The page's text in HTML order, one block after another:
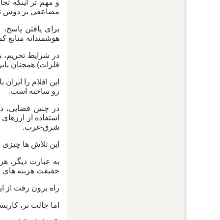
و مهم تر اینکه
مضاعفی بر دوش
برای یافتن
هوشمندانه منابع
در شرایط تحریم،
فلزات) همچنان
این اقلام را
رو ساخته است.
در چنین فضایی،
استفاده از
شرق-غرب.
این تلاش ها
به عبارت دیگر،
حقیقت هزینه های
راه برون رفت از
اما جالب تر،